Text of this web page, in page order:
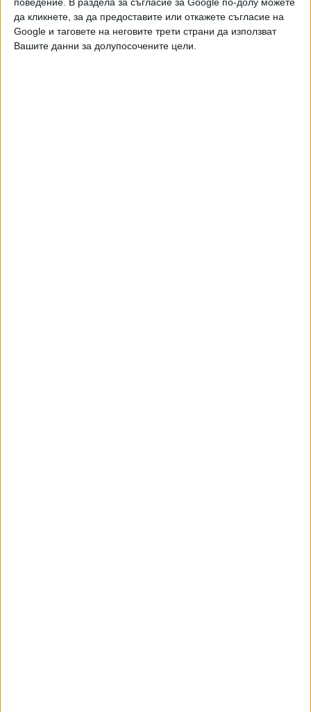
да кликнете, за да предоставите или откажете съгласие на
Google и таговете на неговите трети страни да използват
Вашите данни за долупосочените цели.